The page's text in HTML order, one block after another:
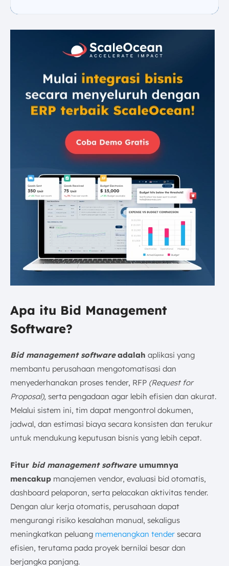
Apa itu Bid Management
Software?
Bid management software adalah aplikasi yang
membantu perusahaan mengotomatisasi dan
menyederhanakan proses tender, RFP (Request for
Proposal), serta pengadaan agar lebih efisien dan akurat.
Melalui sistem ini, tim dapat mengontrol dokumen,
jadwal, dan estimasi biaya secara konsisten dan terukur
untuk mendukung keputusan bisnis yang lebih cepat.
Fitur bid management softwareumumnya
mencakup manajemen vendor, evaluasi bid otomatis,
dashboard pelaporan, serta pelacakan aktivitas tender.
Dengan alur kerja otomatis, perusahaan dapat
mengurangi risiko kesalahan manual, sekaligus
meningkatkan peluang memenangkan tender secara
efisien, terutama pada proyek bernilai besar dan
berjangka panjang.